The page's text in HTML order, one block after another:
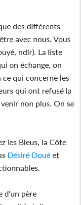
des différents
avec nous. Vous
ndlr). La liste
on échange, on
qui concerne les
qui ont refusé la
non plus. On se
les Bleus, la Côte
Désiré Doué et
d'un père